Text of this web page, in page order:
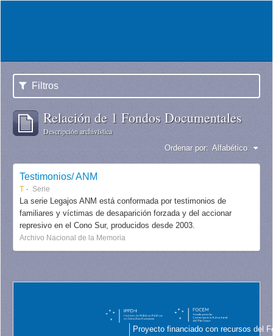
Filtros
Relación de 1 Fondos Documentales
Descripción archivística
Ordenar por: Alfabético
Testimonios/ ANM
T Serie
La serie Legajos ANM está conformada por testimonios de
familiares y víctimas de desaparición forzada y del accionar
represivo en el Cono Sur, producidos desde 2003.
Archivo Nacional de la Memoria
Proyecto financiado con recursos del